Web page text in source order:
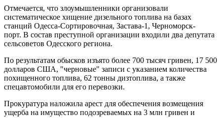
Отмечается, что злоумышленники организовали
систематическое хищение дизельного топлива на базах
станций Одесса-Сортировочная, Застава-1, Черноморск-
порт. В состав преступной организации входили два депутата
сельсоветов Одесского региона.
По результатам обысков изъято более 700 тысяч гривен, 17 500
долларов США, "черновые" записи с указанием количества
похищенного топлива, 62 тонны дизтоплива, а также
спецавтомобили для его перевозки.
Прокуратура наложила арест для обеспечения возмещения
ущерба на имущество подозреваемых на 3 млн гривен и